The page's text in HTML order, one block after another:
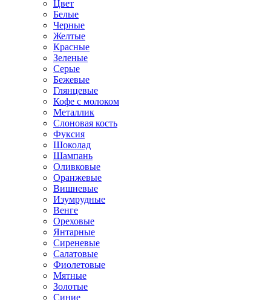
Цвет
Белые
Черные
Желтые
Красные
Зеленые
Серые
Бежевые
Глянцевые
Кофе с молоком
Металлик
Слоновая кость
Фуксия
Шоколад
Шампань
Оливковые
Оранжевые
Вишневые
Изумрудные
Венге
Ореховые
Янтарные
Сиреневые
Салатовые
Фиолетовые
Мятные
Золотые
Синие